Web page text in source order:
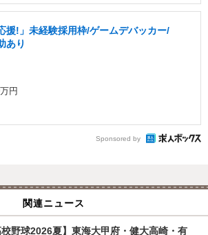
援!」未経験採用枠/ゲームデバッカー/
あり
円
Sponsored by
関連ニュース
校野球2026夏】東海大甲府・健大高崎・有